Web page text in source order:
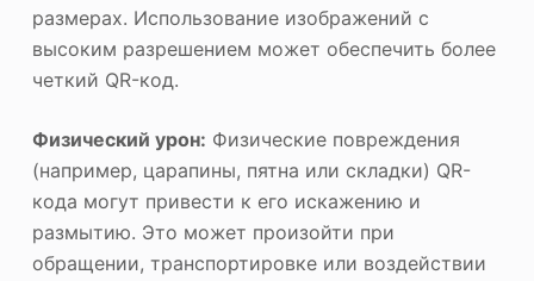
размерах. Использование изображений с
высоким разрешением может обеспечить более
четкий QR-код.
Физический урон: Физические повреждения
(например, царапины, пятна или складки) QR-
кода могут привести к его искажению и
размытию. Это может произойти при
обращении, транспортировке или воздействии